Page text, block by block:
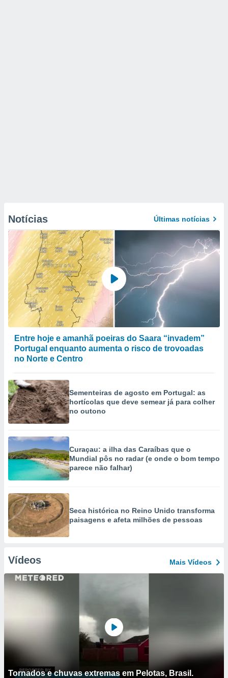
Notícias Últimas notícias
Entre hoje e amanhã poeiras do Saara “invadem”
Portugal enquanto aumenta o risco de trovoadas
no Norte e Centro
Sementeiras de agosto em Portugal: as
hortícolas que deve semear já para colher
no outono
Curaçau: a ilha das Caraíbas que o
Mundial pôs no radar (e onde o bom tempo
parece não falhar)
Seca histórica no Reino Unido transforma
paisagens e afeta milhões de pessoas
Vídeos Mais Vídeos
Tornados e chuvas extremas em Pelotas, Brasil.